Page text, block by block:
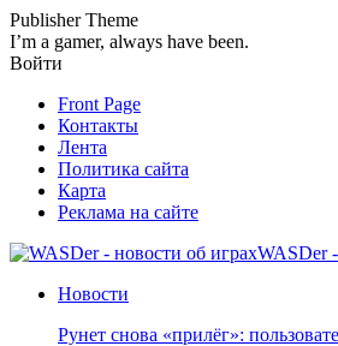
Publisher Theme
I’m a gamer, always have been.
Войти
Front Page
Контакты
Лента
Политика сайта
Карта
Реклама на сайте
WASDer
Новости
Рунет снова «прилёг»: